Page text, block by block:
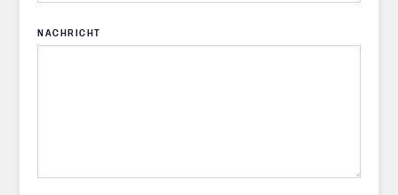
NACHRICHT